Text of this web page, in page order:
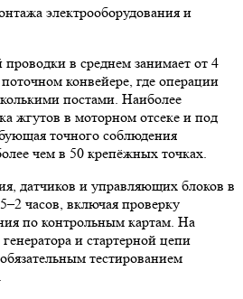
проводки в среднем занимает от 4
конвейере, где операции
постами. Наиболее
жгутов в моторном отсеке и под
точного соблюдения
чем в 50 крепёжных точках.
датчиков и управляющих блоков в
часов, включая проверку
по контрольным картам. На
и стартерной цепи
тестированием